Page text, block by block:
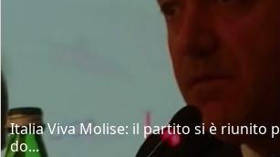
Italia Viva Molise: il partito si è riunito
do...